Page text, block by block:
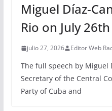
Miguel Díaz-
Rio on July 26th
julio 27, 2026 Editor Web
The full speech by Miguel
Secretary of the Central
Party of Cuba and